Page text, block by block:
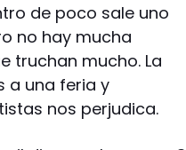
de poco sale uno
no hay mucha
truchan mucho. La
a una feria y
nos perjudica.